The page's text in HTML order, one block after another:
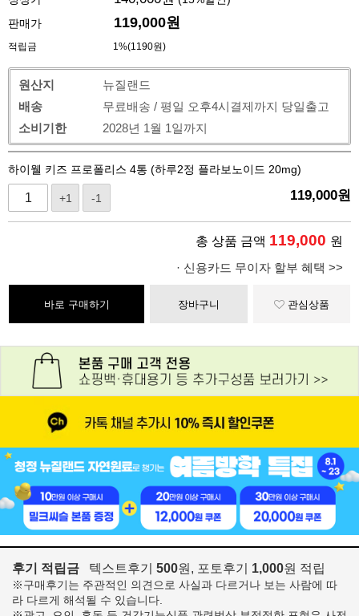
판매가
119,000원
적립금 1%(1190원)
원산지
뉴질랜드
배송
무료배송 / 평일 오후4시결제까지 당일출고
소비기한
2028년 1월 1일까지
하이웰 키즈 프로폴리스 4통 (하루2정 플라보노이드 20mg)
+1 -1 119,000원
총 상품 금액 119,000 원
· 신용카드 무이자 할부 혜택 >>
바로 구매하기 장바구니 관심상품
후기 적립금 텍스트후기 500원, 포토후기 1,000원 적립
※구매후기는 주관적인 의견으로 사실과 다르거나 보는 사람에 따
라 다르게 해석될 수 있습니다.